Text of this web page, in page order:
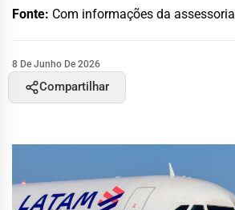
Fonte: Com informações da assessoria
8 De Junho De 2026
Compartilhar